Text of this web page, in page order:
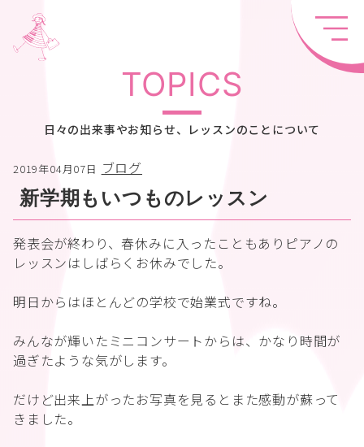
TOPICS
日々の出来事やお知らせ、レッスンのことについて
2019年04月07日 ブログ
新学期もいつものレッスン
発表会が終わり、春休みに入ったこともありピアノの
レッスンはしばらくお休みでした。
明日からはほとんどの学校で始業式ですね。
みんなが輝いたミニコンサートからは、かなり時間が
過ぎたような気がします。
だけど出来上がったお写真を見るとまた感動が蘇って
きました。